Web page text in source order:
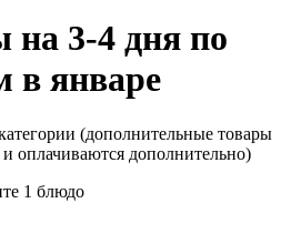
на 3-4 дня по
в январе
(дополнительные товары
оплачиваются дополнительно)
1 блюдо